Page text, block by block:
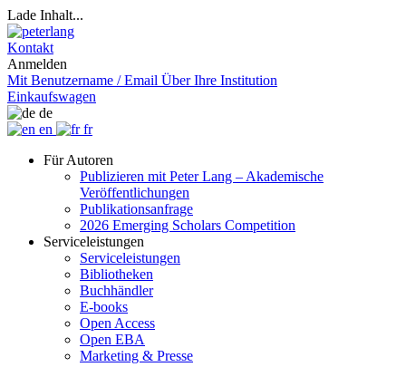
Lade Inhalt...
Kontakt
Anmelden
Mit Benutzername / Email Über Ihre Institution
Einkaufswagen
de
en
fr
Für Autoren
Publizieren mit Peter Lang – Akademische
Veröffentlichungen
Publikationsanfrage
2026 Emerging Scholars Competition
Serviceleistungen
Serviceleistungen
Bibliotheken
Buchhändler
E-books
Open Access
Open EBA
Marketing & Presse